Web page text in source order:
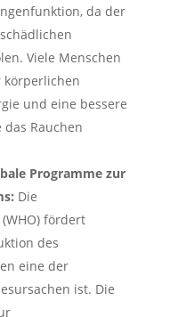
da der
Viele Menschen
körperlichen
und eine bessere
Rauchen
Programme zur
Die
fördert
des
eine der
ist. Die